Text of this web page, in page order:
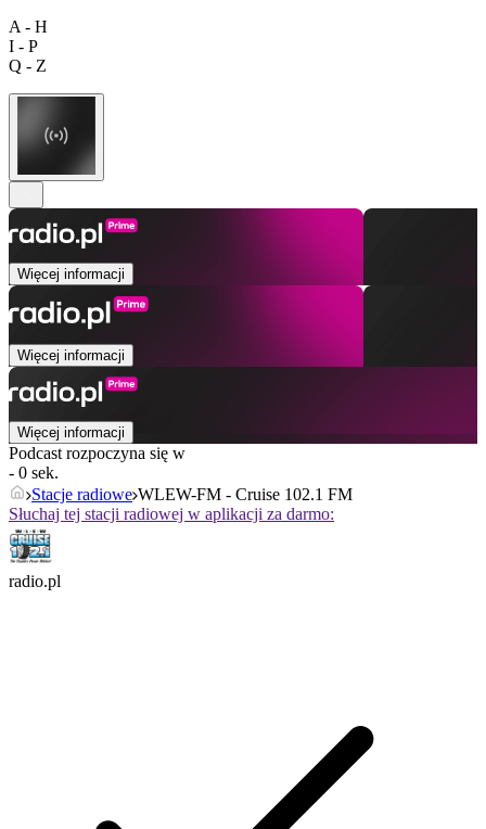
A - H
I - P
Q - Z
Więcej informacji
Więcej informacji
Więcej informacji
Podcast rozpoczyna się w
- 0 sek.
Stacje radiowe WLEW-FM - Cruise 102.1 FM
Słuchaj tej stacji radiowej w aplikacji za darmo:
radio.pl